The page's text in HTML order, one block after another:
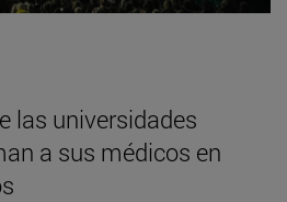
las universidades
a sus médicos en